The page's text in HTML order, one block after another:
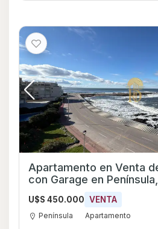
Apartamento en Venta
con Garage en
U$S 450.000 VENTA
Península Apartamento